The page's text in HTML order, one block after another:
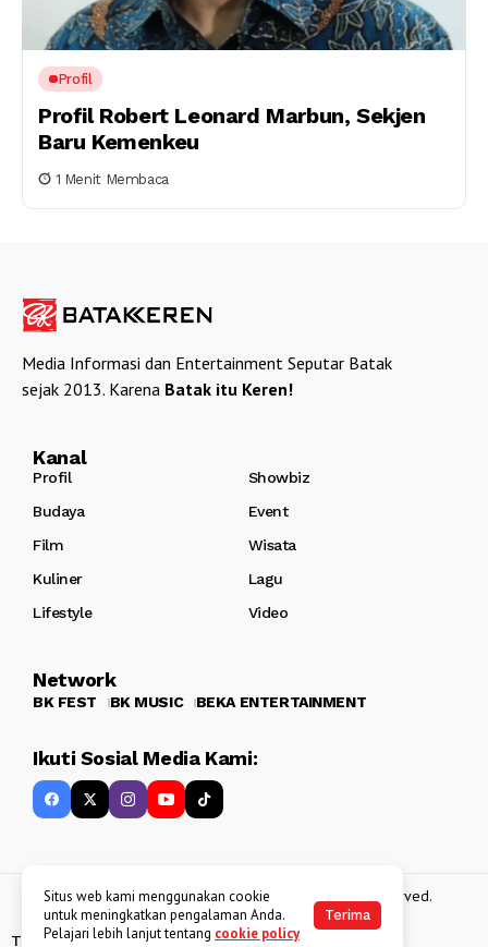
Profil
Profil Robert Leonard Marbun, Sekjen
Baru Kemenkeu
1 Menit Membaca
Media Informasi dan Entertainment Seputar Batak
sejak 2013. Karena Batak itu Keren!
Kanal
Profil
Showbiz
Budaya
Event
Film
Wisata
Kuliner
Lagu
Lifestyle
Video
Network
BK FEST BK MUSIC BEKA ENTERTAINMENT
Ikuti Sosial Media Kami:
Copyright 2013 - 2025BATAKKEREN . All rights reserved.
Tentang Kami Kebijakan Data Pribadi Disclaimer
Situs web kami menggunakan cookie
untuk meningkatkan pengalaman Anda.
Pelajari lebih lanjut tentang cookie policy
Terima